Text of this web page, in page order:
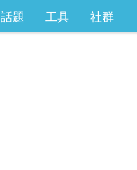
話題 工具 社群